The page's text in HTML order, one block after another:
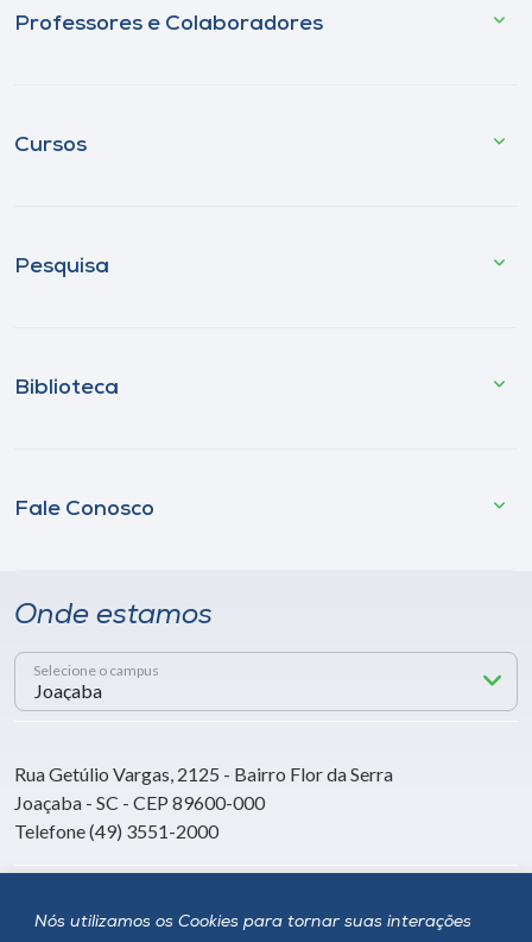
Nós utilizamos os Cookies para tornar suas interações
Professores e Colaboradores
Cursos
Pesquisa
Biblioteca
Fale Conosco
Onde estamos
Selecione o campus
Rua Getúlio Vargas, 2125 - Bairro Flor da Serra
Joaçaba - SC - CEP 89600-000
Telefone (49) 3551-2000
Siga a Unoesc